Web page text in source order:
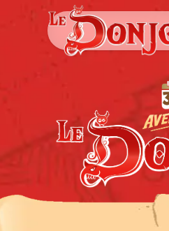
Le Donjon
Le